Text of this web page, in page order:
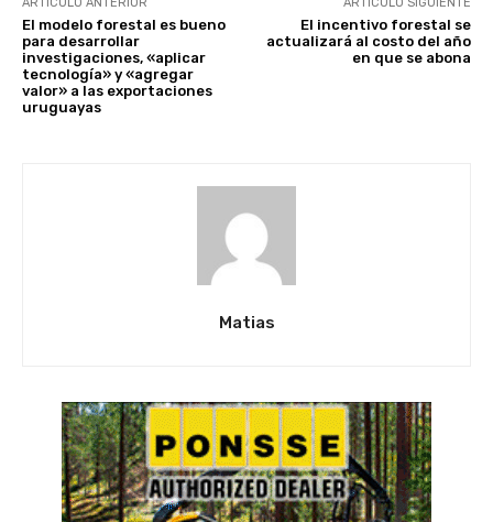
ARTÍCULO ANTERIOR
El modelo forestal es bueno
para desarrollar
investigaciones, «aplicar
tecnología» y «agregar
valor» a las exportaciones
uruguayas
ARTÍCULO SIGUIENTE
El incentivo forestal se
actualizará al costo del año
en que se abona
Matias